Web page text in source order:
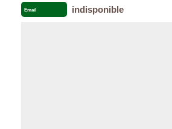
Email indisponible